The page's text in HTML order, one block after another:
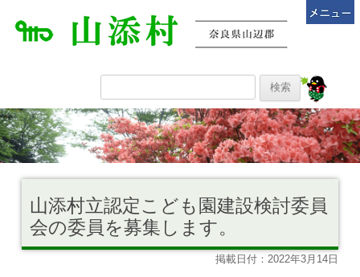
山添村立認定こども園建設検討委員
会の委員を募集します。
掲載日付：2022年3月14日